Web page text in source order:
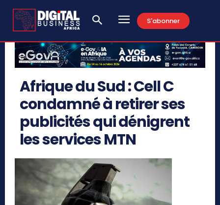
S'abonner
Afrique du Sud : Cell C
condamné à retirer ses
publicités qui dénigrent
les services MTN